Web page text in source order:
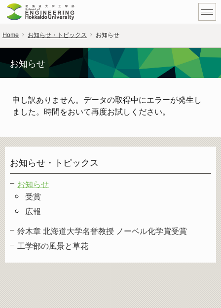
Home お知らせ・トピックス お知らせ
お知らせ
申し訳ありません。データの取得中にエラーが発生し
ました。時間をおいて再度お試しください。
お知らせ・トピックス
お知らせ
受賞
広報
鈴木章 北海道大学名誉教授 ノーベル化学賞受賞
工学部の風景と草花